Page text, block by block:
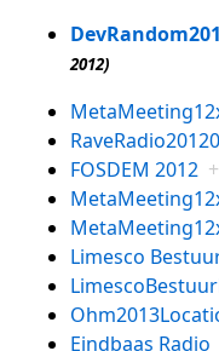
2012)
FOSDEM 2012 +
Limesco
Eindbaas Radio